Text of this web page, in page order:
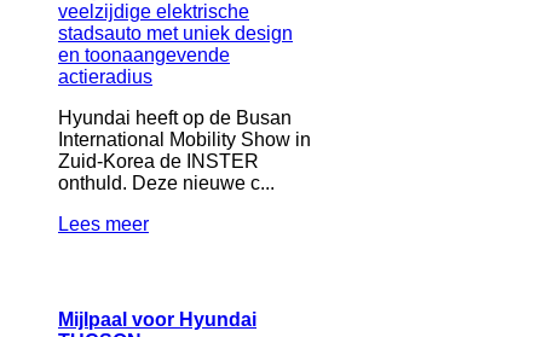
Hyundai heeft op de Busan
International Mobility Show in
Zuid-Korea de INSTER
onthuld. Deze nieuwe c...
Lees meer
Mijlpaal voor Hyundai